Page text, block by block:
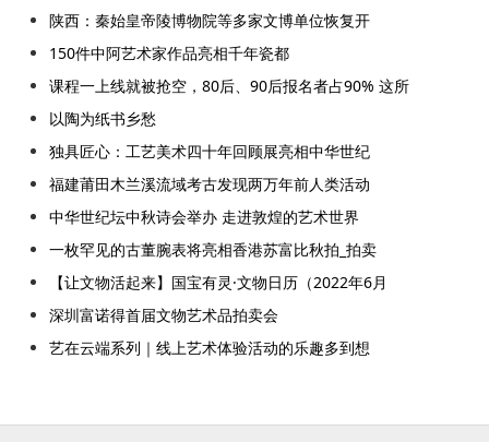
陕西：秦始皇帝陵博物院等多家文博单位恢复开
150件中阿艺术家作品亮相千年瓷都
课程一上线就被抢空，80后、90后报名者占90% 这所
以陶为纸书乡愁
独具匠心：工艺美术四十年回顾展亮相中华世纪
福建莆田木兰溪流域考古发现两万年前人类活动
中华世纪坛中秋诗会举办 走进敦煌的艺术世界
一枚罕见的古董腕表将亮相香港苏富比秋拍_拍卖
【让文物活起来】国宝有灵·文物日历（2022年6月
深圳富诺得首届文物艺术品拍卖会
艺在云端系列｜线上艺术体验活动的乐趣多到想